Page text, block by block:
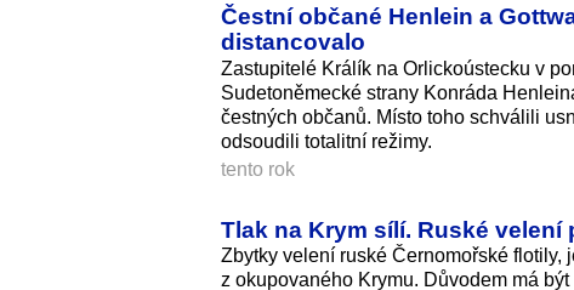
Čestní občané Henlein a
distancovalo
Zastupitelé Králík na Orlickoústecku v
Sudetoněmecké strany Konráda
čestných občanů. Místo toho schválili
odsoudili totalitní režimy.
tento rok
Tlak na Krym sílí. Ruské
Zbytky velení ruské Černomořské flotily,
z okupovaného Krymu. Důvodem má